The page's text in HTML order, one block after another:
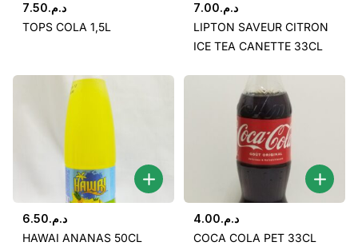
د.م.7.50
TOPS COLA 1,5L
د.م.7.00
LIPTON SAVEUR CITRON
ICE TEA CANETTE 33CL
د.م.6.50
HAWAI ANANAS 50CL
د.م.4.00
COCA COLA PET 33CL